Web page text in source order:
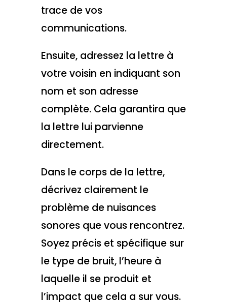
trace de vos
communications.
Ensuite, adressez la lettre à
votre voisin en indiquant son
nom et son adresse
complète. Cela garantira que
la lettre lui parvienne
directement.
Dans le corps de la lettre,
décrivez clairement le
problème de nuisances
sonores que vous rencontrez.
Soyez précis et spécifique sur
le type de bruit, l’heure à
laquelle il se produit et
l’impact que cela a sur vous.